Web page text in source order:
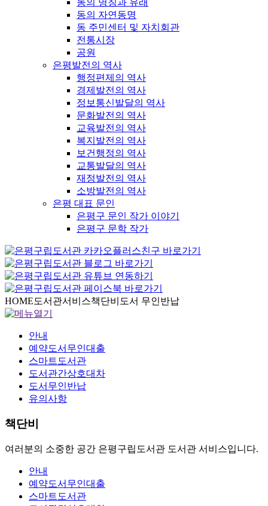
동의 자연동명
동 주민센터 및 자치회관
전통시장
공원
은평발전의 역사
행정편제의 역사
경제발전의 역사
정보통신발달의 역사
문화발전의 역사
교육발전의 역사
복지발전의 역사
보건행정의 역사
교통발달의 역사
재정발전의 역사
소방발전의 역사
은평 대표 문인
은평구 문인 작가 이야기
은평구 문학 작가
HOME도서관서비스책단비 도서 무인반납
안내
예약도서무인대출
스마트도서관
도서관간상호대차
도서무인반납
유의사항
책단비
여러분의 소중한 공간 은평구립도서관 도서관 서비스입니다.
안내
예약도서무인대출
스마트도서관